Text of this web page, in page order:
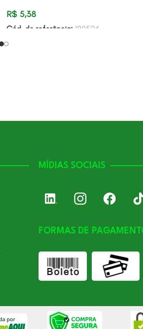
R$ 5,38
Cód. de referência: 100526
MÍDIAS SOCIAIS
FORMAS DE